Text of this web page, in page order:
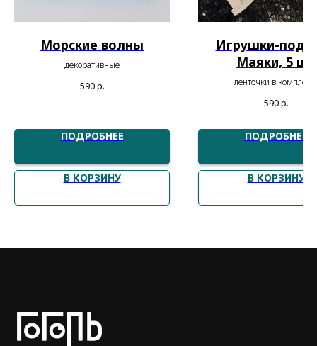
Морские волны
декоративные
590 р.
ПОДРОБНЕЕ
В КОРЗИНУ
Игрушки-
Маяки, 5 шт
ленточки в
590 р.
ПОДРОБНЕЕ
В КОРЗИНУ